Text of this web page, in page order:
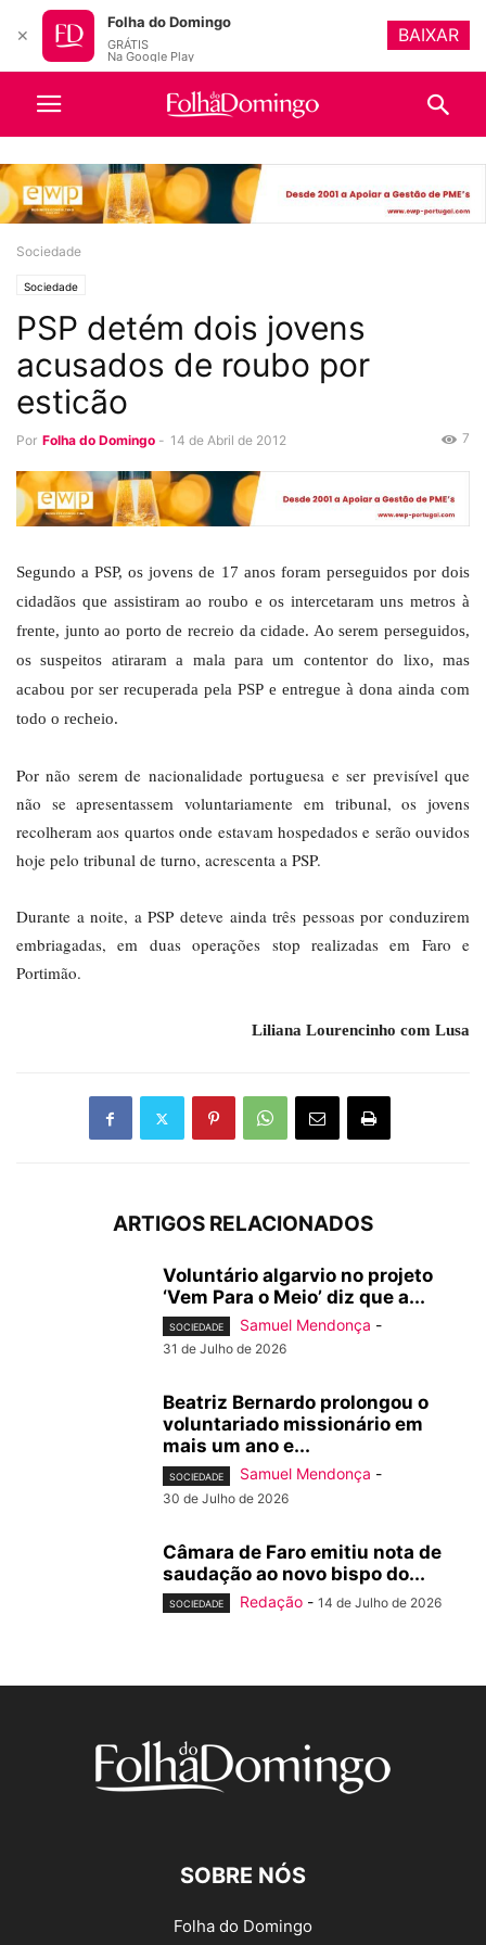
Sociedade
Sociedade
PSP detém dois jovens
acusados de roubo por
esticão
Por Folha do Domingo - 14 de Abril de 2012 7
Segundo a PSP, os jovens de 17 anos foram perseguidos por dois
cidadãos que assistiram ao roubo e os intercetaram uns metros à
frente, junto ao porto de recreio da cidade. Ao serem perseguidos,
os suspeitos atiraram a mala para um contentor do lixo, mas
acabou por ser recuperada pela PSP e entregue à dona ainda com
todo o recheio.
Por não serem de nacionalidade portuguesa e ser previsível que
não se apresentassem voluntariamente em tribunal, os jovens
recolheram aos quartos onde estavam hospedados e serão ouvidos
hoje pelo tribunal de turno, acrescenta a PSP.
Durante a noite, a PSP deteve ainda três pessoas por conduzirem
embriagadas, em duas operações stop realizadas em Faro e
Portimão.
Liliana Lourencinho com Lusa
ARTIGOS RELACIONADOS
Voluntário algarvio no projeto
‘Vem Para o Meio’ diz que a...
SOCIEDADE Samuel Mendonça -
31 de Julho de 2026
Beatriz Bernardo prolongou o
voluntariado missionário em
mais um ano e...
SOCIEDADE Samuel Mendonça -
30 de Julho de 2026
Câmara de Faro emitiu nota de
saudação ao novo bispo do...
SOCIEDADE Redação - 14 de Julho de 2026
SOBRE NÓS
Folha do Domingo
✕
Folha do Domingo
GRÁTIS
Na Google Play
BAIXAR